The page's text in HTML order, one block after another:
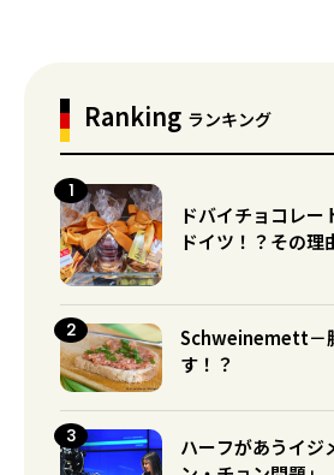
Ranking ランキング
ドバイチョコレー
ドイツ！？その理
Schweinemett－
す！？
ハーフがあうイジ